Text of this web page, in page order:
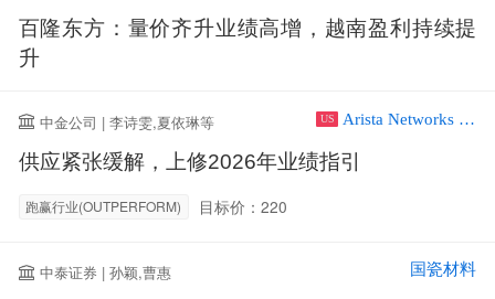
百隆东方：量价齐升业绩高增，越南盈利持续提
升
中金公司 | 李诗雯,夏依琳等 US Arista Networks Inc
供应紧张缓解，上修2026年业绩指引
跑赢行业(OUTPERFORM) 目标价：220
中泰证券 | 孙颖,曹惠 国瓷材料